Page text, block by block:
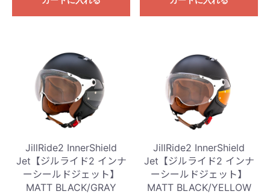
JillRide2 InnerShield
Jet【ジルライド2 インナ
ーシールドジェット】
MATT BLACK/GRAY
JillRide2 InnerShield
Jet【ジルライド2 インナ
ーシールドジェット】
MATT BLACK/YELLOW